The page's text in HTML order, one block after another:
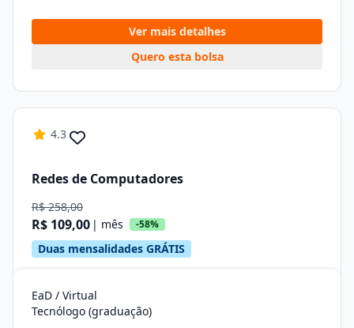
Ver mais detalhes
Quero esta bolsa
4.3
Redes de Computadores
R$ 258,00
R$ 109,00 | mês -58%
Duas mensalidades GRÁTIS
EaD / Virtual
Tecnólogo (graduação)